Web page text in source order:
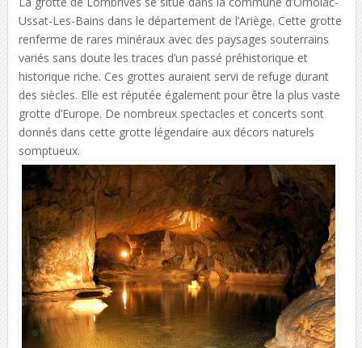
Ussat-Les-Bains dans le département de l’Ariège. Cette grotte
renferme de rares minéraux avec des paysages souterrains
variés sans doute les traces d’un passé préhistorique et
historique riche. Ces grottes auraient servi de refuge durant
des siècles. Elle est réputée également pour être la plus vaste
grotte d’Europe. De nombreux spectacles et concerts sont
donnés dans cette grotte légendaire aux décors naturels
somptueux.